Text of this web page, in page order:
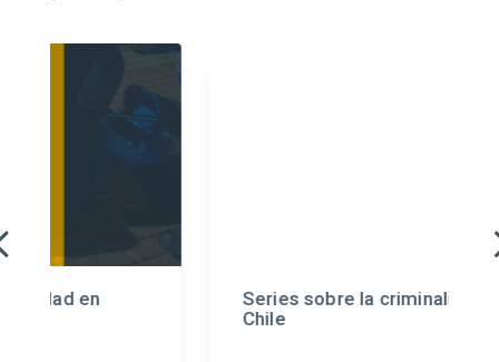
Series sobre la criminalidad en